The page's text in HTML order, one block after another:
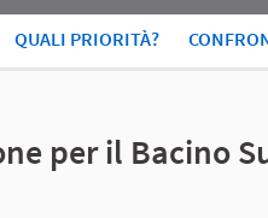
QUALI PRIORITÀ?
per il Bacino